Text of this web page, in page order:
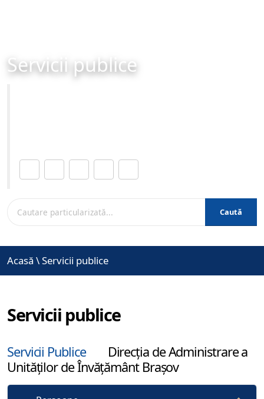
Servicii publice
Caută
Acasă \Servicii publice
Servicii publice
Servicii Publice
Direcția de Administrare a
Unităților de Învățământ Brașov